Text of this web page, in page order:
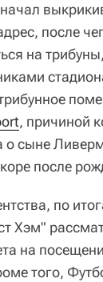
после
на
, причиной
о сыне
после
по
Хэм"
на
того,